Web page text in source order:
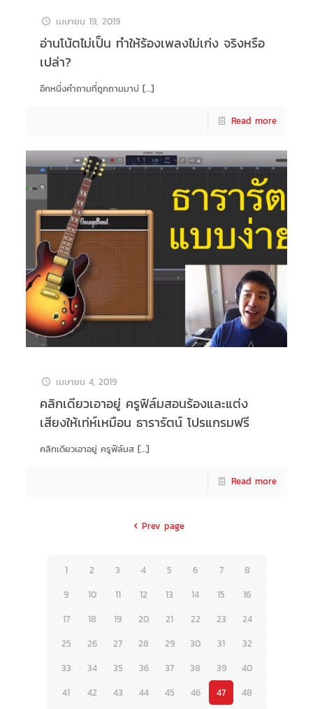
เมษายน 19, 2019
อ่านโน้ตไม่เป็น ทำให้ร้องเพลงไม่เก่ง จริงหรือ
เปล่า?
อีกหนึ่งคำถามที่ถูกถามมาบ่[…]
Read more
เมษายน 4, 2019
คลิกเดียวเอาอยู่ ครูฟิล์มสอนร้องและแต่ง
เสียงให้เท่ห์เหมือน ธารารัตน์ โปรแกรมฟรี
คลิกเดียวเอาอยู่ ครูฟิล์มส[…]
Read more
Prev page
1 2 3 4 5 6 7
8
9
10 11 12 13 14 15
16
17
18 19 20 21 22 23
24
25
26 27 28 29 30 31
32
33
34 35 36 37 38 39
40
41
42 43 44 45 46 47
48